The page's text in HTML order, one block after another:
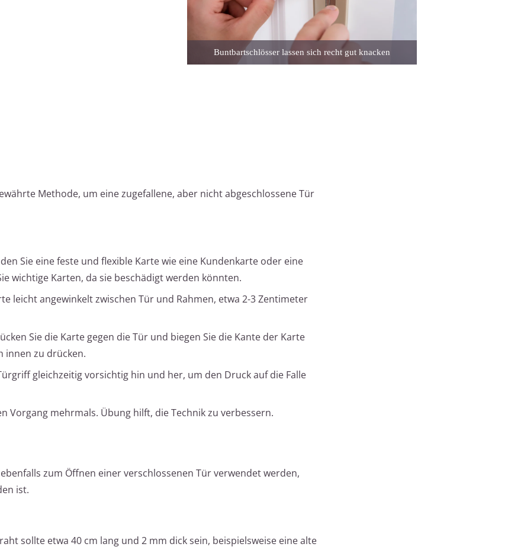
Buntbartschlösser lassen sich recht gut knacken
Methode, um eine zugefallene, aber nicht abgeschlossene Tür
Sie eine feste und flexible Karte wie eine Kundenkarte oder eine
wichtige Karten, da sie beschädigt werden könnten.
leicht angewinkelt zwischen Tür und Rahmen, etwa 2-3 Zentimeter
Sie die Karte gegen die Tür und biegen Sie die Kante der Karte
innen zu drücken.
gleichzeitig vorsichtig hin und her, um den Druck auf die Falle
Vorgang mehrmals. Übung hilft, die Technik zu verbessern.
zum Öffnen einer verschlossenen Tür verwendet werden,
ist.
sollte etwa 40 cm lang und 2 mm dick sein, beispielsweise eine alte